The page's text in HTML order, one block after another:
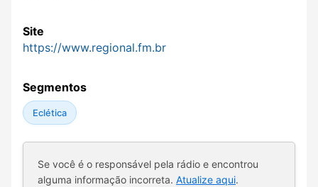
Site
https://www.regional.fm.br
Segmentos
Eclética
Se você é o responsável pela rádio e encontrou
alguma informação incorreta. Atualize aqui.